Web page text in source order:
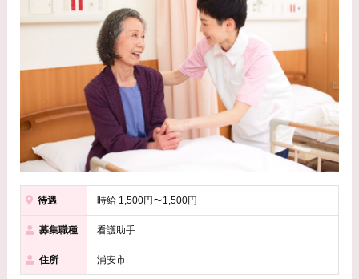
待遇 時給 1,500円〜1,500円
募集職種 看護助手
住所 浦安市